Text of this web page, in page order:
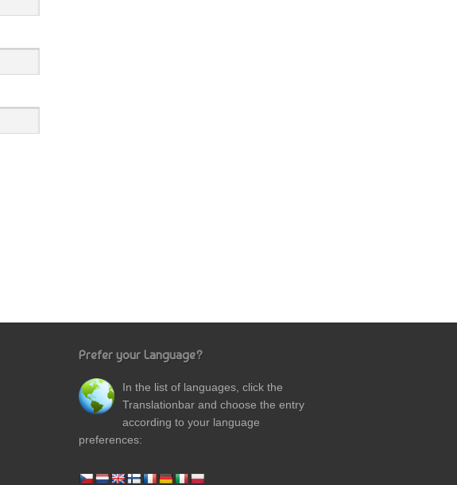
Prefer your Language?
In the list of languages, click the
Translationbar and choose the entry
according to your language
preferences: